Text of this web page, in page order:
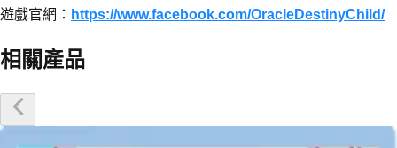
遊戲官網： https://www.facebook.com/OracleDestinyChild/
相關產品